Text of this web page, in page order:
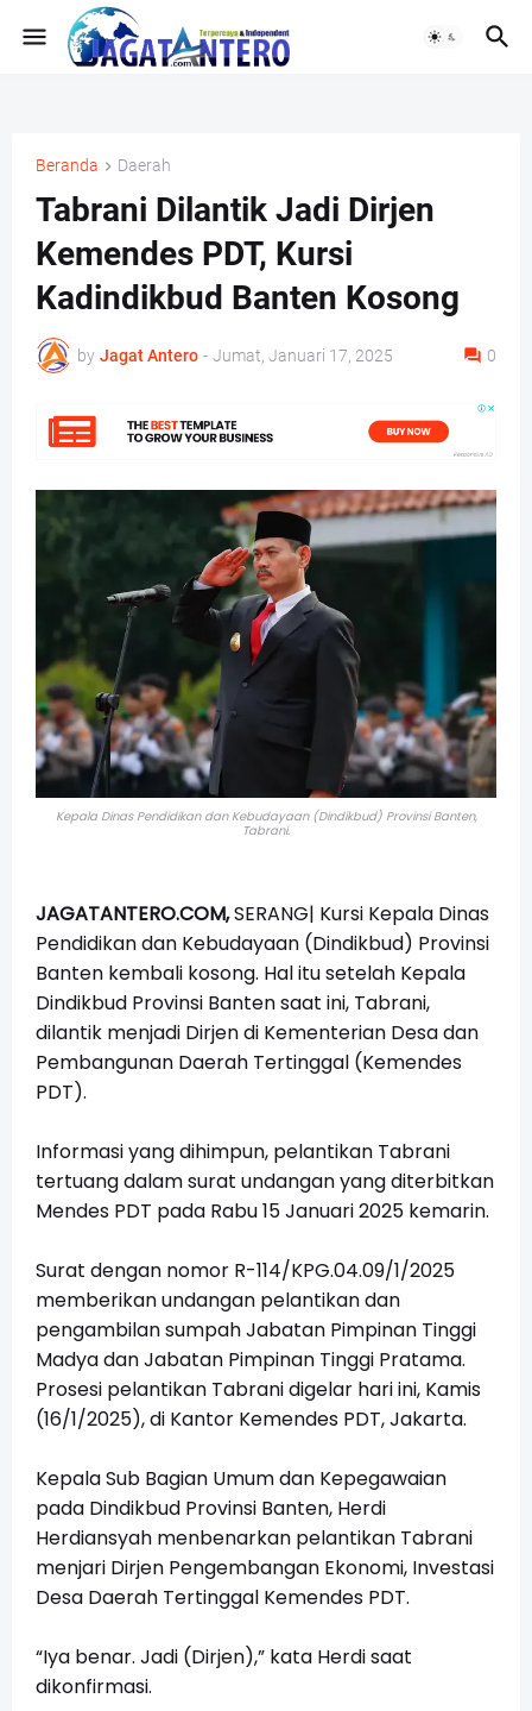
Beranda Daerah
Tabrani Dilantik Jadi Dirjen
Kemendes PDT, Kursi
Kadindikbud Banten Kosong
by Jagat Antero - Jumat, Januari 17, 2025 0
Kepala Dinas Pendidikan dan Kebudayaan (Dindikbud) Provinsi Banten,
Tabrani.
JAGATANTERO.COM,SERANG| Kursi Kepala Dinas
Pendidikan dan Kebudayaan (Dindikbud) Provinsi
Banten kembali kosong. Hal itu setelah Kepala
Dindikbud Provinsi Banten saat ini, Tabrani,
dilantik menjadi Dirjen di Kementerian Desa dan
Pembangunan Daerah Tertinggal (Kemendes
PDT).
Informasi yang dihimpun, pelantikan Tabrani
tertuang dalam surat undangan yang diterbitkan
Mendes PDT pada Rabu 15 Januari 2025 kemarin.
Surat dengan nomor R-114/KPG.04.09/1/2025
memberikan undangan pelantikan dan
pengambilan sumpah Jabatan Pimpinan Tinggi
Madya dan Jabatan Pimpinan Tinggi Pratama.
Prosesi pelantikan Tabrani digelar hari ini, Kamis
(16/1/2025), di Kantor Kemendes PDT, Jakarta.
Kepala Sub Bagian Umum dan Kepegawaian
pada Dindikbud Provinsi Banten, Herdi
Herdiansyah menbenarkan pelantikan Tabrani
menjari Dirjen Pengembangan Ekonomi, Investasi
Desa Daerah Tertinggal Kemendes PDT.
“Iya benar. Jadi (Dirjen),” kata Herdi saat
dikonfirmasi.